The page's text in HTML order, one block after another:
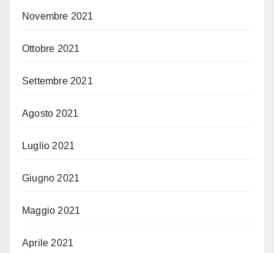
Novembre 2021
Ottobre 2021
Settembre 2021
Agosto 2021
Luglio 2021
Giugno 2021
Maggio 2021
Aprile 2021